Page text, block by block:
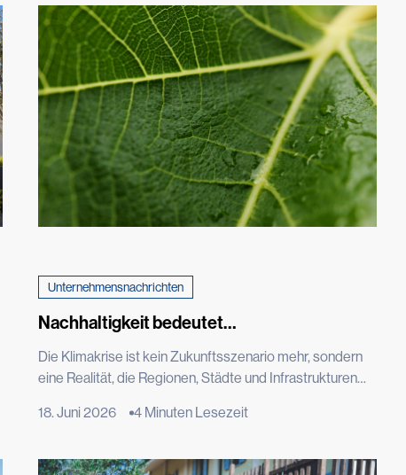
London will 40 Kilometer Flüsse und Bäche renaturieren,
Kopenhagen strebt an, dass 20 % der Stadtfläche von
Bäumen bedeckt sind und […]
Unternehmensnachrichten
Nachhaltigkeit bedeutet
bei der Bewältigung des Klimawandels
Die Klimakrise ist kein Zukunftsszenario mehr, sondern
eine Realität, die Regionen, Städte und Infrastrukturen
bauen, Landwirtschaft betreiben und die Umwelt um uns
der Weltorganisation für Meteorologie, die in ihrem
18. Juni 2026 4 Minuten Lesezeit